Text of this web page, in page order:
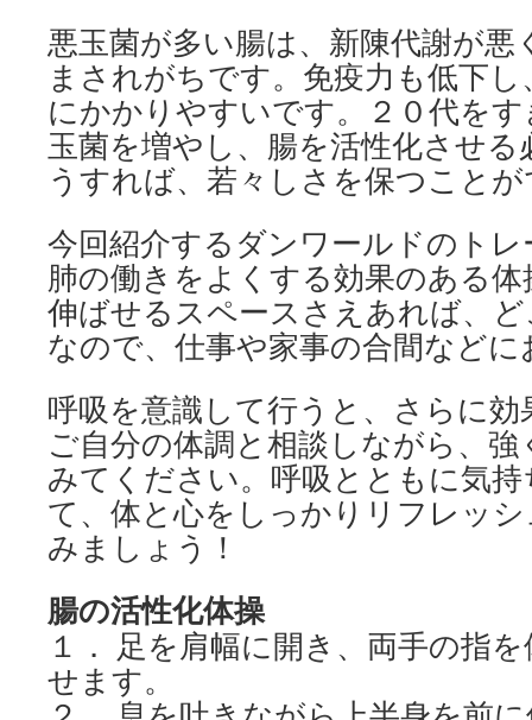
悪玉菌が多い腸は、新陳代謝が悪
まされがちです。免疫力も低下
にかかりやすいです。２０代を
玉菌を増やし、腸を活性化させ
うすれば、若々しさを保つこと
今回紹介するダンワールドのト
肺の働きをよくする効果のある
伸ばせるスペースさえあれば、
なので、仕事や家事の合間など
呼吸を意識して行うと、さらに
ご自分の体調と相談しながら、
みてください。呼吸とともに気
て、体と心をしっかりリフレッ
みましょう！
腸の活性化体操
１． 足を肩幅に開き、両手の指
せます。